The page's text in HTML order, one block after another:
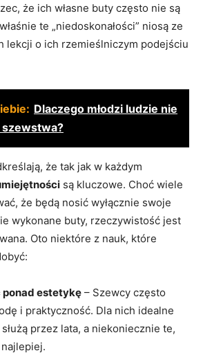
że ich własne buty często nie są
te „niedoskonałości” niosą ze
lekcji o ich rzemieślniczym podejściu
Dlaczego młodzi ludzie nie
szewstwa?
że tak jak w każdym
są kluczowe. Choć wiele
że będą nosić wyłącznie swoje
wykonane buty, rzeczywistość jest
Oto niektóre z nauk, które
ponad estetykę – Szewcy często
i praktyczność. Dla nich idealne
przez lata, a niekoniecznie te,